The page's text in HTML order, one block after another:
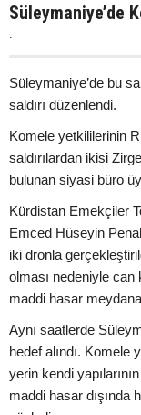
Süleymaniye’de
.
Süleymaniye’de bu
saldırı düzenlendi.
Komele yetkililerinin
saldırılardan ikisi
bulunan siyasi büro
Kürdistan Emekçiler
Emced Hüseyin
iki dronla
olması nedeniyle can
maddi hasar
Aynı saatlerde
hedef alındı. Komele
yerin kendi
maddi hasar dışında